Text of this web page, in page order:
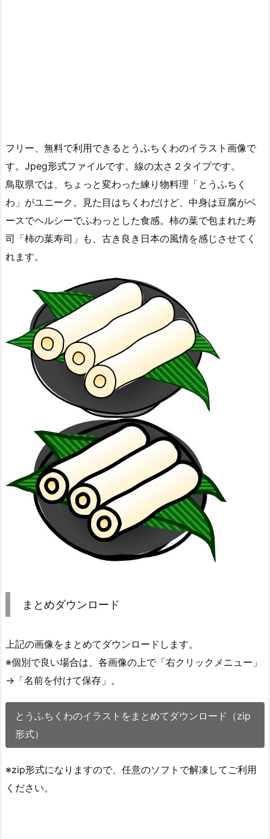
フリー、無料で利用できるとうふちくわのイラスト画像で
す。Jpeg形式ファイルです。線の太さ２タイプです。
鳥取県では、ちょっと変わった練り物料理「とうふちく
わ」がユニーク。見た目はちくわだけど、中身は豆腐がベ
ースでヘルシーでふわっとした食感。柿の葉で包まれた寿
司「柿の葉寿司」も、古き良き日本の風情を感じさせてく
れます。
まとめダウンロード
上記の画像をまとめてダウンロードします。
※個別で良い場合は、各画像の上で「右クリックメニュー」
→「名前を付けて保存」。
とうふちくわのイラストをまとめてダウンロード（zip
形式）
※zip形式になりますので、任意のソフトで解凍してご利用
ください。